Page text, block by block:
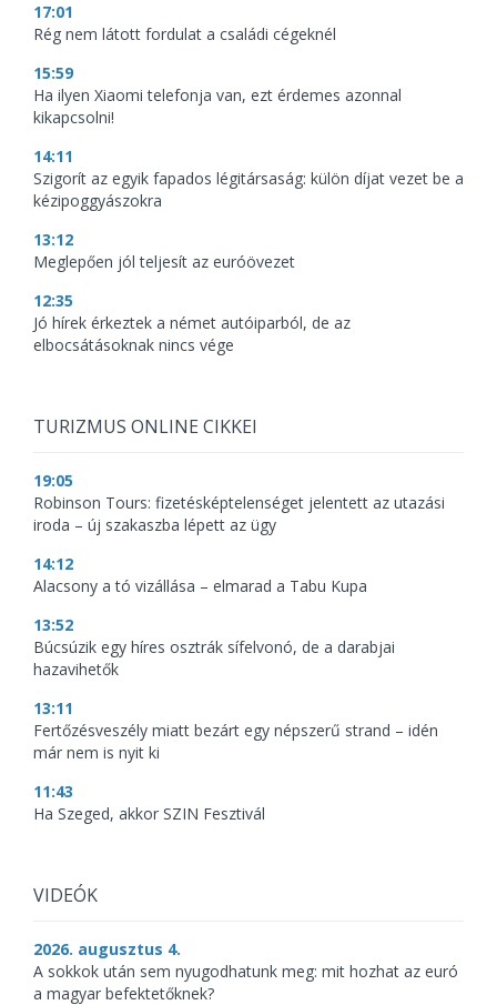
17:01
Rég nem látott fordulat a családi cégeknél
15:59
Ha ilyen Xiaomi telefonja van, ezt érdemes azonnal
kikapcsolni!
14:11
Szigorít az egyik fapados légitársaság: külön díjat vezet be a
kézipoggyászokra
13:12
Meglepően jól teljesít az euróövezet
12:35
Jó hírek érkeztek a német autóiparból, de az
elbocsátásoknak nincs vége
TURIZMUS ONLINE CIKKEI
19:05
Robinson Tours: fizetésképtelenséget jelentett az utazási
iroda – új szakaszba lépett az ügy
14:12
Alacsony a tó vizállása – elmarad a Tabu Kupa
13:52
Búcsúzik egy híres osztrák sífelvonó, de a darabjai
hazavihetők
13:11
Fertőzésveszély miatt bezárt egy népszerű strand – idén
már nem is nyit ki
11:43
Ha Szeged, akkor SZIN Fesztivál
VIDEÓK
2026. augusztus 4.
A sokkok után sem nyugodhatunk meg: mit hozhat az euró
a magyar befektetőknek?